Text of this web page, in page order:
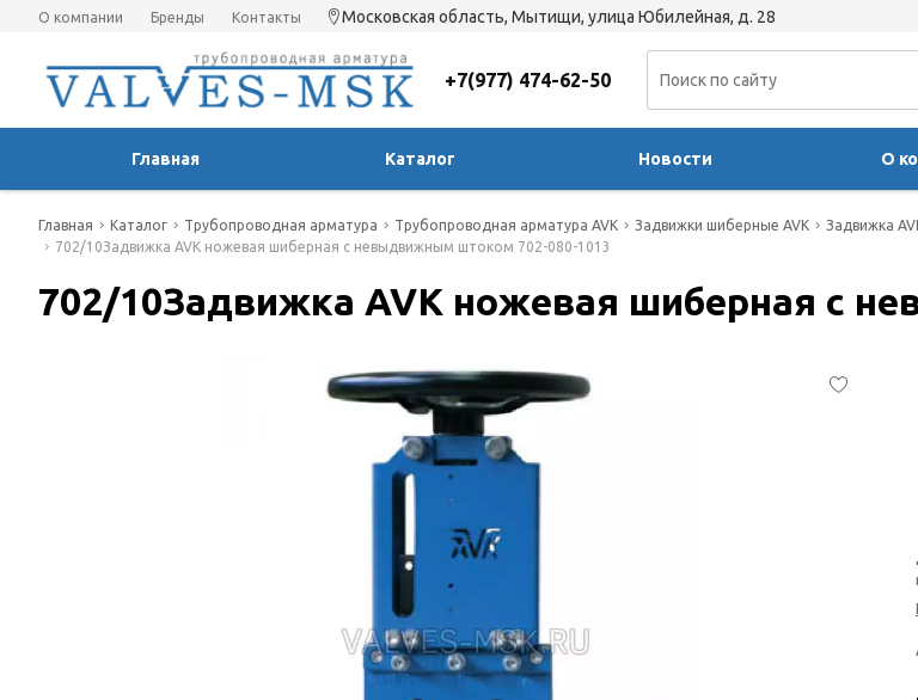
О компании Бренды Контакты Московская область, Мытищи, улица Юбилейная, д. 28
+7(977) 474-62-50
Главная Каталог Новости О
Главная Каталог Трубопроводная арматура Трубопроводная арматура AVK Задвижки шиберные AVK
Задвижка
702/10Задвижка AVK ножевая шиберная с невыдвижным штоком 702-080-1013
702/10Задвижка AVK ножевая шиберная с